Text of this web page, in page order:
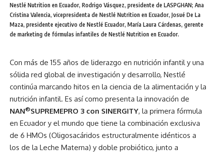
Nestlé Nutrition en Ecuador, Rodrigo Vásquez, presidente de LASPGHAN; Ana
Cristina Valencia, vicepresidenta de Nestlé Nutrition en Ecuador, Josué De La
Maza, presidente ejecutivo de Nestlé Ecuador, María Laura Cárdenas, gerente
de marketing de fórmulas infantiles de Nestlé Nutrition en Ecuador.
Con más de 155 años de liderazgo en nutrición infantil y una
sólida red global de investigación y desarrollo, Nestlé
continúa marcando hitos en la ciencia de la alimentación y la
nutrición infantil. Es así como presenta la innovación de
NAN®SUPREMEPRO 3 con SINERGITY, la primera fórmula
en Ecuador y el mundo que tiene la combinación exclusiva
de 6 HMOs (Oligosacáridos estructuralmente idénticos a
los de la Leche Materna) y doble probiótico, junto a